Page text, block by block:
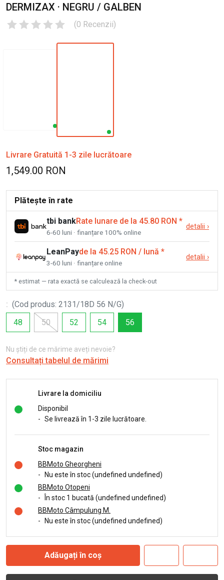
DERMIZAX · NEGRU / GALBEN
(0 Recenzii)
Livrare Gratuită 1-3 zile lucrătoare
1,549.00 RON
Plătește în rate
tbi bankRate lunare de la 45.80 RON *
6-60 luni · finanțare 100% online
detalii ›
LeanPayde la 45.25 RON / lună *
3-60 luni · finanțare online
detalii ›
* estimat — rata exactă se calculează la check-out
: (Cod produs: 2131/18D 56 N/G)
48
50 52 54 56
Nu știți de ce mărime aveți nevoie?
Consultați tabelul de mărimi
Livrare la domiciliu
Disponibil
- Se livrează în 1-3 zile lucrătoare.
Stoc magazin
BBMoto Gheorgheni
-
Nu este în stoc (undefined undefined)
BBMoto Otopeni
-
În stoc 1 bucată (undefined undefined)
BBMoto Câmpulung M.
-
Nu este în stoc (undefined undefined)
Adăugați în coș